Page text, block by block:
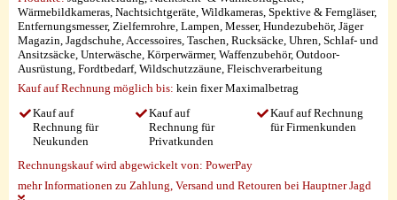
Wärmebildkameras, Nachtsichtgeräte, Wildkameras, Spektive & Ferngläser,
Entfernungsmesser, Zielfernrohre, Lampen, Messer, Hundezubehör, Jäger
Magazin, Jagdschuhe, Accessoires, Taschen, Rucksäcke, Uhren, Schlaf- und
Ansitzsäcke, Unterwäsche, Körperwärmer, Waffenzubehör, Outdoor-
Ausrüstung, Fordtbedarf, Wildschutzzäune, Fleischverarbeitung
Kauf auf Rechnung möglich bis: kein fixer Maximalbetrag
Kauf auf
Rechnung für
Neukunden
Kauf auf
Rechnung für
Privatkunden
Kauf auf Rechnung
für Firmenkunden
Rechnungskauf wird abgewickelt von: PowerPay
mehr Informationen zu Zahlung, Versand und Retouren bei Hauptner Jagd